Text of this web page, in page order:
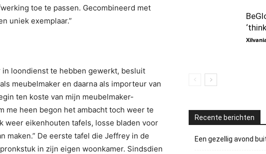
toe te passen. Gecombineerd met
uniek exemplaar.”
in loondienst te hebben gewerkt, besluit
meubelmaker en daarna als importeur van
ten koste van mijn meubelmaker-
me heen begon het ambacht toch weer te
weer eikenhouten tafels, losse bladen voor
maken.” De eerste tafel die Jeffrey in de
in zijn eigen woonkamer. Sindsdien
Recente berichten
Een gezellig avond